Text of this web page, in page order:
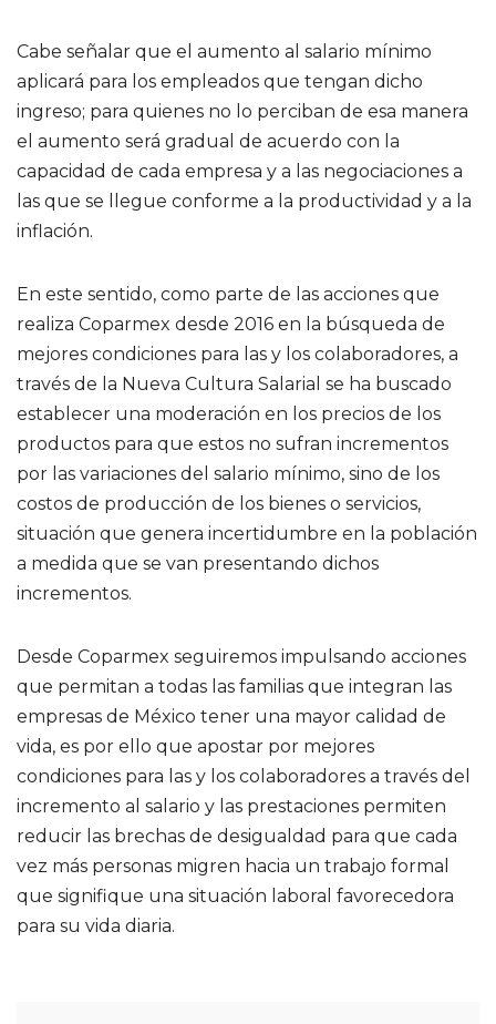
Cabe señalar que el aumento al salario mínimo
aplicará para los empleados que tengan dicho
ingreso; para quienes no lo perciban de esa manera
el aumento será gradual de acuerdo con la
capacidad de cada empresa y a las negociaciones a
las que se llegue conforme a la productividad y a la
inflación.
En este sentido, como parte de las acciones que
realiza Coparmex desde 2016 en la búsqueda de
mejores condiciones para las y los colaboradores, a
través de la Nueva Cultura Salarial se ha buscado
establecer una moderación en los precios de los
productos para que estos no sufran incrementos
por las variaciones del salario mínimo, sino de los
costos de producción de los bienes o servicios,
situación que genera incertidumbre en la población
a medida que se van presentando dichos
incrementos.
Desde Coparmex seguiremos impulsando acciones
que permitan a todas las familias que integran las
empresas de México tener una mayor calidad de
vida, es por ello que apostar por mejores
condiciones para las y los colaboradores a través del
incremento al salario y las prestaciones permiten
reducir las brechas de desigualdad para que cada
vez más personas migren hacia un trabajo formal
que signifique una situación laboral favorecedora
para su vida diaria.